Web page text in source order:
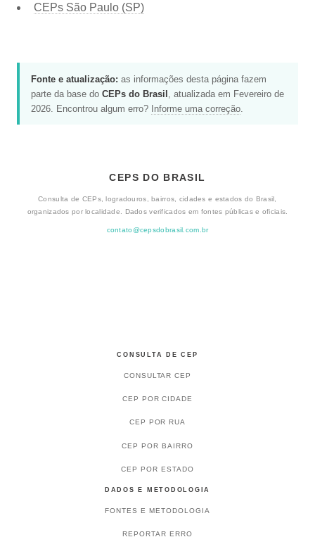
CEPs São Paulo (SP)
Fonte e atualização: as informações desta página fazem
parte da base do CEPs do Brasil , atualizada em Fevereiro de
2026. Encontrou algum erro? Informe uma correção
CEPS DO BRASIL
Consulta de CEPs, logradouros, bairros, cidades e estados do Brasil,
organizados por localidade. Dados verificados em fontes públicas e oficiais.
contato@cepsdobrasil.com.br
CONSULTA DE CEP
CONSULTAR CEP
CEP POR CIDADE
CEP POR RUA
CEP POR BAIRRO
CEP POR ESTADO
DADOS E METODOLOGIA
FONTES E METODOLOGIA
REPORTAR ERRO